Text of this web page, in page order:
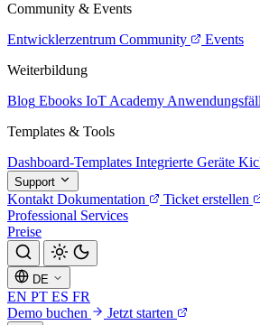
Community & Events
Entwicklerzentrum Community
Events
Weiterbildung
Blog Ebooks IoT Academy
Templates & Tools
Dashboard-Templates Integrierte Geräte
Support
Kontakt Dokumentation Ticket erstellen
Professional Services
Preise
DE
EN PT ES FR
Demo buchen
Jetzt starten